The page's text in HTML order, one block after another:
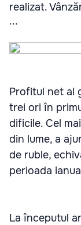
realizat.
...
Profitul net al
trei ori în
dificile. Cel
din lume, a
de ruble,
perioada
La începutul